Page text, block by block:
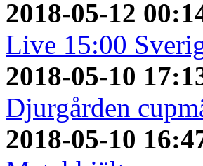
2018-05-12
Live 15:00
2018-05-10
Djurgården
2018-05-10